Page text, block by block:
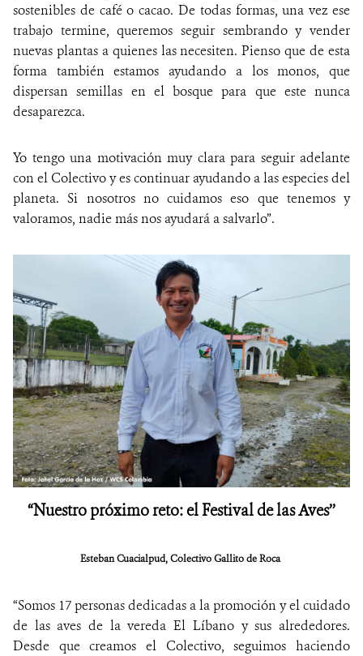
sostenibles de café o cacao. De todas formas, una vez ese
trabajo termine, queremos seguir sembrando y vender
nuevas plantas a quienes las necesiten. Pienso que de esta
forma también estamos ayudando a los monos, que
dispersan semillas en el bosque para que este nunca
desaparezca.
Yo tengo una motivación muy clara para seguir adelante
con el Colectivo y es continuar ayudando a las especies del
planeta. Si nosotros no cuidamos eso que tenemos y
valoramos, nadie más nos ayudará a salvarlo”.
“Nuestro próximo reto: el Festival de las Aves’’
Esteban Cuacialpud, Colectivo Gallito de Roca
“Somos 17 personas dedicadas a la promoción y el cuidado
de las aves de la vereda El Líbano y sus alrededores.
Desde que creamos el Colectivo, seguimos haciendo